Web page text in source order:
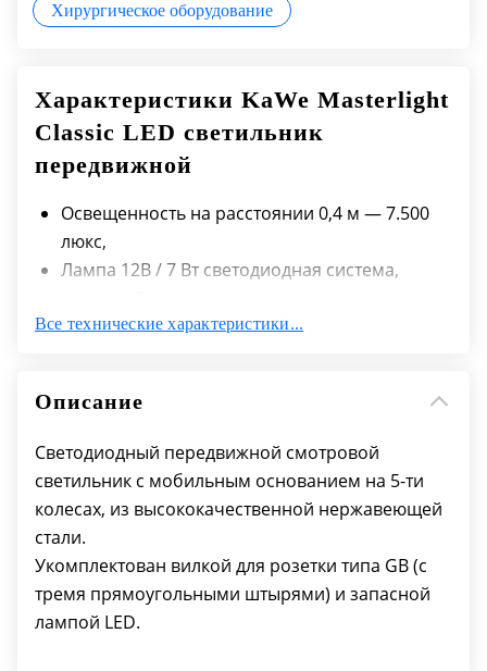
Хирургическое оборудование
Характеристики KaWe Masterlight
Classic LED светильник
передвижной
Освещенность на расстоянии 0,4 м — 7.500
люкс,
Лампа 12В / 7 Вт светодиодная система,
Угол отражения 24°,
устойчивое основание из нержавеющей
гибкая часть вращается на 360 градусов
сетевое напряжение 220В
Площадь светового поля на расстоянии 0,5м
— 100 мм
Все технические характеристики...
Описание
Светодиодный передвижной смотровой
светильник с мобильным основанием на 5-ти
колесах, из высококачественной нержавеющей
стали.
Укомплектован вилкой для розетки типа GB (с
тремя прямоугольными штырями) и запасной
лампой LED.